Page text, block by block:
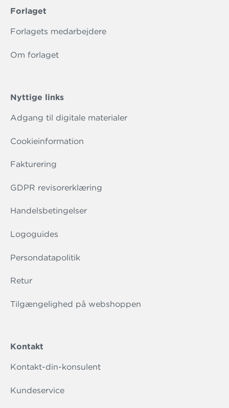
Forlaget
Forlagets medarbejdere
Om forlaget
Nyttige links
Adgang til digitale materialer
Cookieinformation
Fakturering
GDPR revisorerklæring
Handelsbetingelser
Logoguides
Persondatapolitik
Retur
Tilgængelighed på webshoppen
Kontakt
Kontakt-din-konsulent
Kundeservice